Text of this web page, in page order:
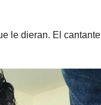
le dieran. El cantante